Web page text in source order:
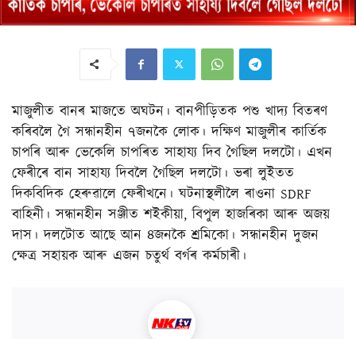
মাজুলীত বানৰ মাজতে অঘটন। বানপীড়িতক পশু খাদ্য বিতৰণ
কৰিবলৈ গৈ সন্ধানহীন ৭জনকৈ লোক। দক্ষিণ মাজুলীৰ কাৰ্তিক
চাপৰি আৰু ভেকেলি চাপৰিত সাহায্য দিব গৈছিল দলটো। এখন
ফেৰীৰে বান সাহায্য দিবলৈ গৈছিল দলটো। ভৰা লুইতত
দিকবিদিক হেৰুৱালে ফেৰীখনে। ঘটনাস্থলীলৈ ৰাওনা SDRF
বাহিনী। সন্ধানহীন সঞ্জীত শইকীয়া, বিপুল হাজৰিকা আৰু অজয়
দাস। দলটোত আছে আন ৪জনকৈ শ্ৰমিকো। সন্ধানহীন দুজন
ক্ষেত্ৰ সহায়ক আৰু এজন চতুৰ্থ বৰ্গৰ কৰ্মচাৰী।